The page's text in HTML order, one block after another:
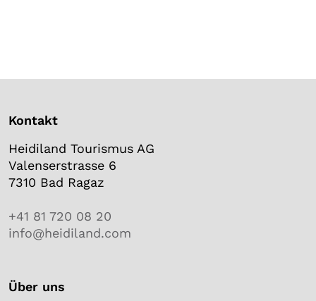
Kontakt
Heidiland Tourismus AG
Valenserstrasse 6
7310 Bad Ragaz
+41 81 720 08 20
info@heidiland.com
Über uns